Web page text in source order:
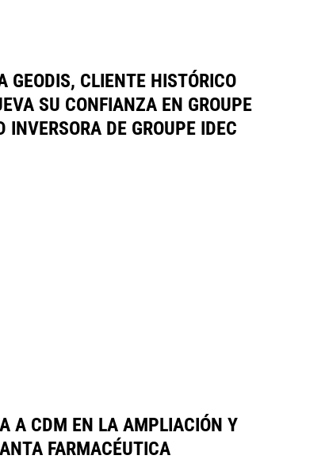
GEODIS, CLIENTE HISTÓRICO
SU CONFIANZA EN GROUPE
INVERSORA DE GROUPE IDEC
A CDM EN LA AMPLIACIÓN Y
FARMACÉUTICA